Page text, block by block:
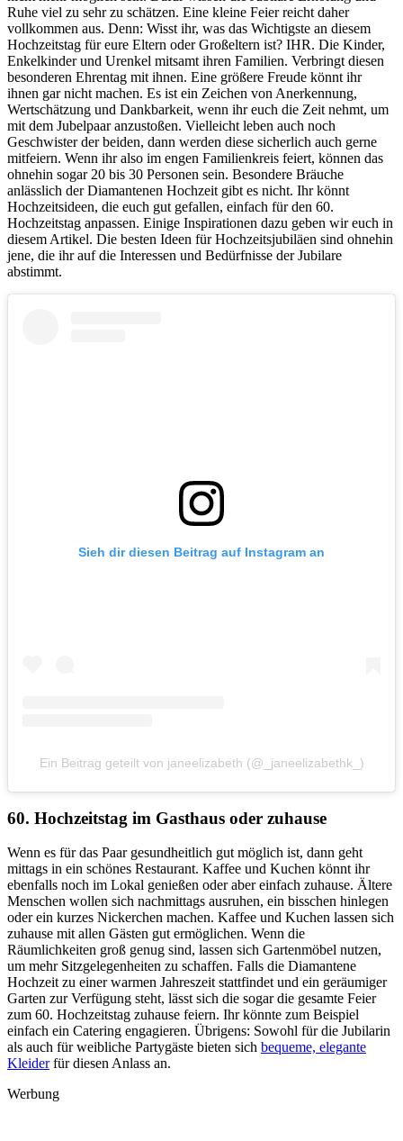
Ruhe viel zu sehr zu schätzen. Eine kleine Feier reicht daher
vollkommen aus. Denn: Wisst ihr, was das Wichtigste an diesem
Hochzeitstag für eure Eltern oder Großeltern ist? IHR. Die Kinder,
Enkelkinder und Urenkel mitsamt ihren Familien. Verbringt diesen
besonderen Ehrentag mit ihnen. Eine größere Freude könnt ihr
ihnen gar nicht machen. Es ist ein Zeichen von Anerkennung,
Wertschätzung und Dankbarkeit, wenn ihr euch die Zeit nehmt, um
mit dem Jubelpaar anzustoßen. Vielleicht leben auch noch
Geschwister der beiden, dann werden diese sicherlich auch gerne
mitfeiern. Wenn ihr also im engen Familienkreis feiert, können das
ohnehin sogar 20 bis 30 Personen sein. Besondere Bräuche
anlässlich der Diamantenen Hochzeit gibt es nicht. Ihr könnt
Hochzeitsideen, die euch gut gefallen, einfach für den 60.
Hochzeitstag anpassen. Einige Inspirationen dazu geben wir euch in
diesem Artikel. Die besten Ideen für Hochzeitsjubiläen sind ohnehin
jene, die ihr auf die Interessen und Bedürfnisse der Jubilare
abstimmt.
Sieh dir diesen Beitrag auf Instagram an
Ein Beitrag geteilt von janeelizabeth (@_janeelizabethk_)
60. Hochzeitstag im Gasthaus oder zuhause
Wenn es für das Paar gesundheitlich gut möglich ist, dann geht
mittags in ein schönes Restaurant. Kaffee und Kuchen könnt ihr
ebenfalls noch im Lokal genießen oder aber einfach zuhause. Ältere
Menschen wollen sich nachmittags ausruhen, ein bisschen hinlegen
oder ein kurzes Nickerchen machen. Kaffee und Kuchen lassen sich
zuhause mit allen Gästen gut ermöglichen. Wenn die
Räumlichkeiten groß genug sind, lassen sich Gartenmöbel nutzen,
um mehr Sitzgelegenheiten zu schaffen. Falls die Diamantene
Hochzeit zu einer warmen Jahreszeit stattfindet und ein geräumiger
Garten zur Verfügung steht, lässt sich die sogar die gesamte Feier
zum 60. Hochzeitstag zuhause feiern. Ihr könnte zum Beispiel
einfach ein Catering engagieren. Übrigens: Sowohl für die Jubilarin
als auch für weibliche Partygäste bieten sich bequeme, elegante
Kleiderfür diesen Anlass an.
Werbung